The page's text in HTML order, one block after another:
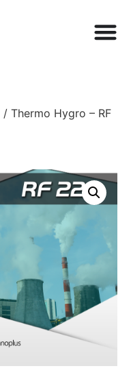
/ Thermo Hygro – RF